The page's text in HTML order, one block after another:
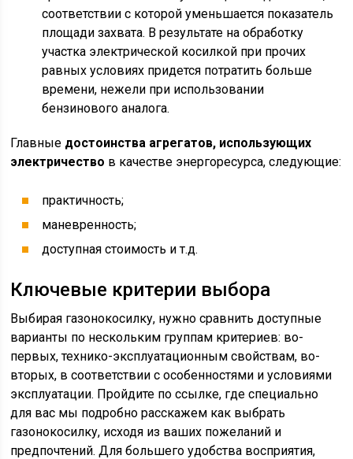
соответствии с которой уменьшается показатель
площади захвата. В результате на обработку
участка электрической косилкой при прочих
равных условиях придется потратить больше
времени, нежели при использовании
бензинового аналога.
Главные достоинства агрегатов, использующих
электричество в качестве энергоресурса, следующие:
практичность;
маневренность;
доступная стоимость и т.д.
Ключевые критерии выбора
Выбирая газонокосилку, нужно сравнить доступные
варианты по нескольким группам критериев: во-
первых, технико-эксплуатационным свойствам, во-
вторых, в соответствии с особенностями и условиями
эксплуатации. Пройдите по ссылке, где специально
для вас мы подробно расскажем как выбрать
газонокосилку, исходя из ваших пожеланий и
предпочтений. Для большего удобства восприятия,